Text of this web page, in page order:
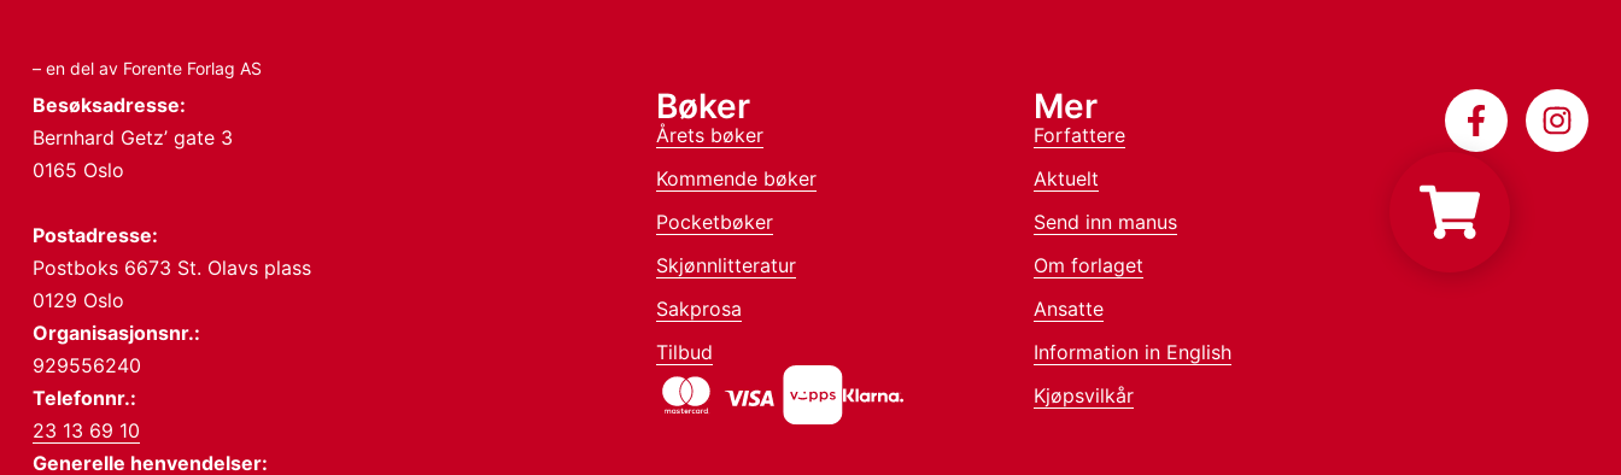
– en del av Forente Forlag AS
Besøksadresse:
Bernhard Getz’ gate 3
0165 Oslo
Postadresse:
Postboks 6673 St. Olavs plass
0129 Oslo
Organisasjonsnr.:
929556240
Telefonnr.:
23 13 69 10
Generelle henvendelser:
Bøker
Årets bøker
Kommende bøker
Pocketbøker
Skjønnlitteratur
Sakprosa
Tilbud
Mer
Forfattere
Aktuelt
Send inn manus
Om forlaget
Ansatte
Information in English
Kjøpsvilkår